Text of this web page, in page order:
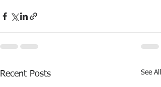
Recent Posts See All